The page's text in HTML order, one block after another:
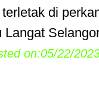
di
Langat
on:05/22/